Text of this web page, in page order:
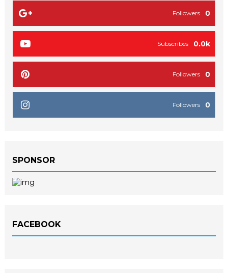
0
Followers
0.0k
Subscribes
0
Followers
0
Followers
SPONSOR
FACEBOOK